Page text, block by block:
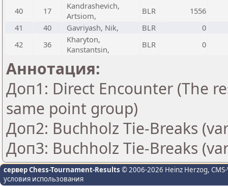
40
17
Kandrashevich,
Artsiom,
BLR
1556
41
40 Gavriyash, Nik, BLR
0
42
36
Kharyton,
Kanstantsin,
BLR 0
Аннотация:
Доп1: Direct Encounter (The
same point group)
Доп2: Buchholz Tie-Breaks
Доп3: Buchholz Tie-Breaks
сервер Chess-Tournament-Results © 2006-2026 Heinz Herzog,
условия использования